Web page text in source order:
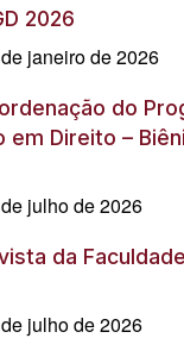
2026
janeiro de 2026
do
em Direito –
julho de 2026
da
julho de 2026